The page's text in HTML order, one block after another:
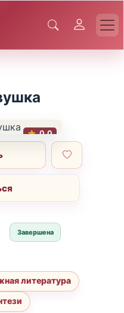
0.0
Завершена
литература